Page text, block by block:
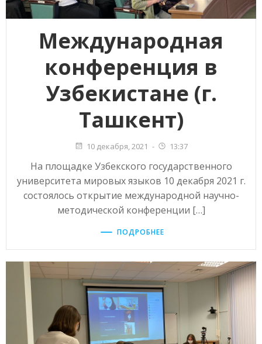
Международная
конференция в
Узбекистане (г.
Ташкент)
10 декабря, 2021 - 13:37
На площадке Узбекского государственного
университета мировых языков 10 декабря 2021 г.
состоялось открытие международной научно-
методической конференции […]
ПОДРОБНЕЕ